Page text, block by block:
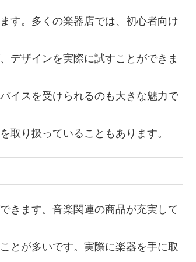
す。多くの楽器店では、初心者向け
デザインを実際に試すことができま
イスを受けられるのも大きな魅力で
取り扱っていることもあります。
きます。音楽関連の商品が充実して
とが多いです。実際に楽器を手に取